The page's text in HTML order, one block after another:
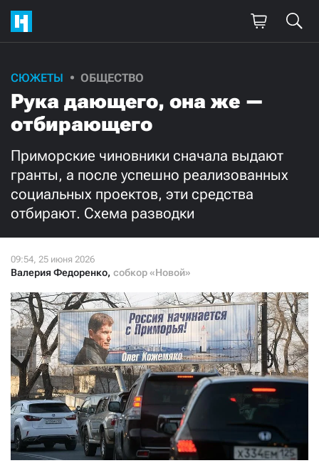
СЮЖЕТЫ ОБЩЕСТВО
Рука дающего, она же —
отбирающего
Приморские чиновники сначала выдают
гранты, а после успешно реализованных
социальных проектов, эти средства
отбирают. Схема разводки
Валерия Федоренко, собкор «Новой»
Поддержите
нашу работу!
Ежемесячно
3000 1000
500
я принимаю условия и подтверждаю свое гражданство РФ
СТАТЬ СОУЧАСТНИКОМ
ПОДЕЛИТЬСЯ С ДРУЗЬЯМИ
Если у вас есть вопросы, пишите donate@novayagazeta.ruили
звоните:
+7 (929) 612-03-68